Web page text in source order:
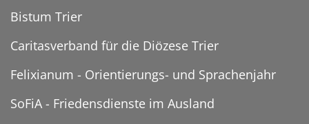
Bistum Trier
Caritasverband für die Diözese Trier
Felixianum - Orientierungs- und Sprachenjahr
SoFiA - Friedensdienste im Ausland